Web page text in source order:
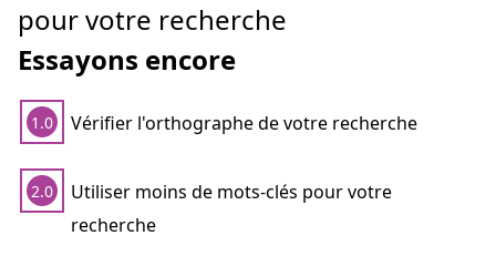
pour votre recherche
Essayons encore
1.0 Vérifier l'orthographe de votre recherche
2.0
Utiliser moins de mots-clés pour votre
recherche